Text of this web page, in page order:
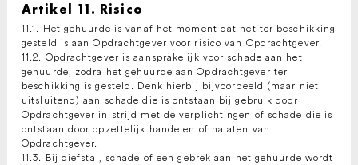
Artikel 11. Risico
11.1. Het gehuurde is vanaf het moment dat het ter beschikking
gesteld is aan Opdrachtgever voor risico van Opdrachtgever.
11.2. Opdrachtgever is aansprakelijk voor schade aan het
gehuurde, zodra het gehuurde aan Opdrachtgever ter
beschikking is gesteld. Denk hierbij bijvoorbeeld (maar niet
uitsluitend) aan schade die is ontstaan bij gebruik door
Opdrachtgever in strijd met de verplichtingen of schade die is
ontstaan door opzettelijk handelen of nalaten van
Opdrachtgever.
11.3. Bij diefstal, schade of een gebrek aan het gehuurde wordt